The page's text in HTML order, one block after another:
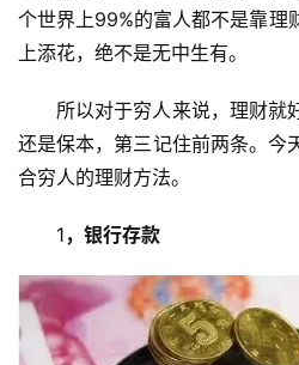
个世界上99%的富人都不是靠理
上添花，绝不是无中生有。
所以对于穷人来说，理财就
还是保本，第三记住前两条。今
合穷人的理财方法。
1 ，银行存款